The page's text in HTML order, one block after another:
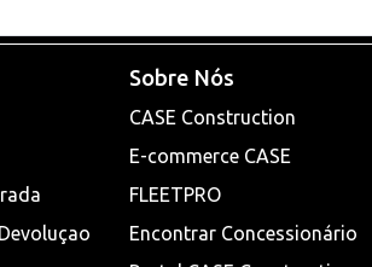
Sobre Nós
CASE Construction
E-commerce CASE
FLEETPRO
Encontrar Concessionário